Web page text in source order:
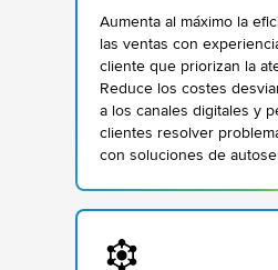
Aumenta al máximo la
las ventas con
cliente que priorizan la
Reduce los costes
a los canales digitales y
clientes resolver
con soluciones de